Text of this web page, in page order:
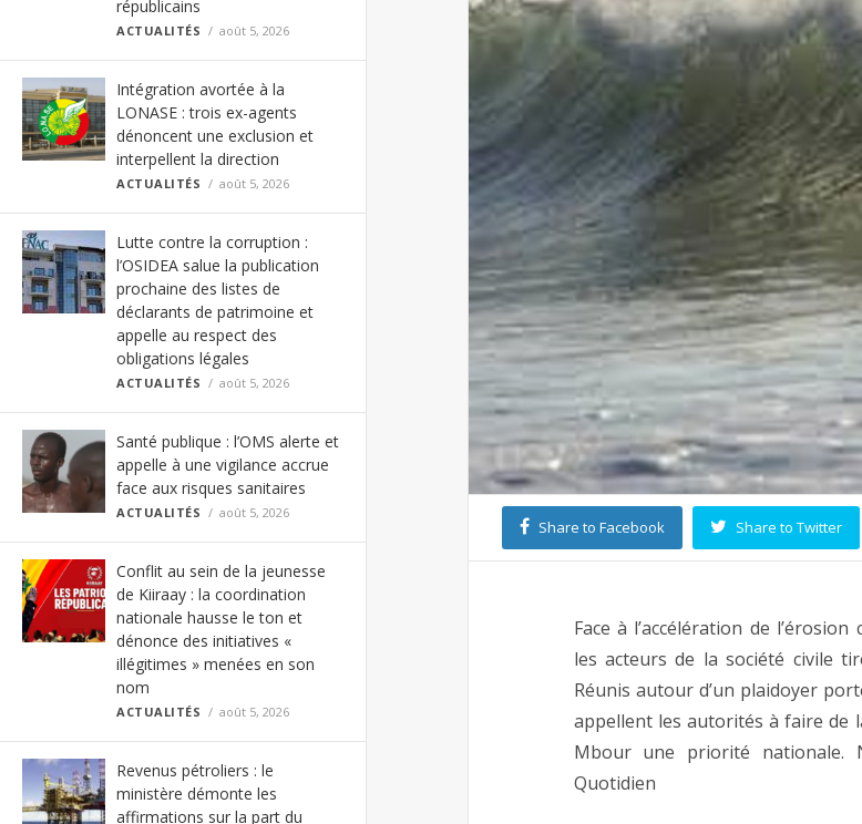
républicains
ACTUALITÉS août 5, 2026
Intégration avortée à la
LONASE : trois ex-agents
dénoncent une exclusion et
interpellent la direction
ACTUALITÉS août 5, 2026
Lutte contre la corruption :
l’OSIDEA salue la publication
prochaine des listes de
déclarants de patrimoine et
appelle au respect des
obligations légales
ACTUALITÉS août 5, 2026
Santé publique : l’OMS alerte et
appelle à une vigilance accrue
face aux risques sanitaires
ACTUALITÉS août 5, 2026
Conflit au sein de la jeunesse
de Kiiraay : la coordination
nationale hausse le ton et
dénonce des initiatives «
illégitimes » menées en son
nom
ACTUALITÉS août 5, 2026
Revenus pétroliers : le
ministère démonte les
affirmations sur la part du
Share to Facebook Share to Twitter
Face à l’accélération de
les acteurs de la société civile
Réunis autour d’un plaidoyer
appellent les autorités à faire de
Mbour une priorité nationale.
Quotidien